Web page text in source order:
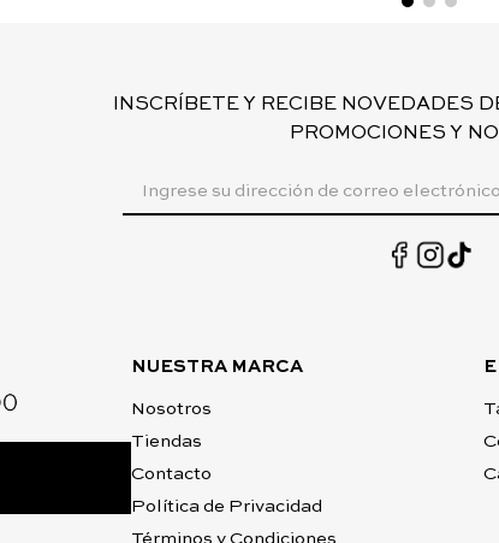
INSCRÍBETE Y RECIBE NOVEDADES
PROMOCIONES Y
NUESTRA MARCA
Nosotros
Tiendas
Contacto
Política de Privacidad
Términos y Condiciones